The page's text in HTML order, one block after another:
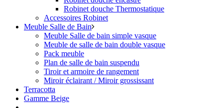
Robinet douche Thermostatique
Accessoires Robinet
Meuble Salle de Bain
Meuble Salle de bain simple vasque
Meuble de salle de bain double vasque
Pack meuble
Plan de salle de bain suspendu
Tiroir et armoire de rangement
Miroir éclairant / Miroir grossissant
Terracotta
Gamme Beige